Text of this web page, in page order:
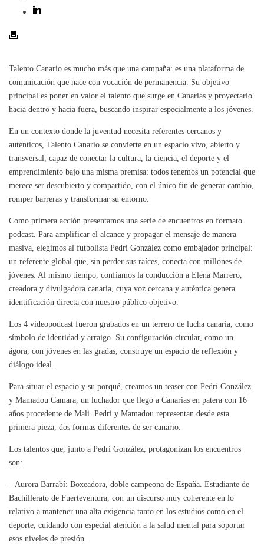
Talento Canario es mucho más que una campaña: es una plataforma de
comunicación que nace con vocación de permanencia. Su objetivo
principal es poner en valor el talento que surge en Canarias y proyectarlo
hacia dentro y hacia fuera, buscando inspirar especialmente a los jóvenes.
En un contexto donde la juventud necesita referentes cercanos y
auténticos, Talento Canario se convierte en un espacio vivo, abierto y
transversal, capaz de conectar la cultura, la ciencia, el deporte y el
emprendimiento bajo una misma premisa: todos tenemos un potencial que
merece ser descubierto y compartido, con el único fin de generar cambio,
romper barreras y transformar su entorno.
Como primera acción presentamos una serie de encuentros en formato
podcast. Para amplificar el alcance y propagar el mensaje de manera
masiva, elegimos al futbolista Pedri González como embajador principal:
un referente global que, sin perder sus raíces, conecta con millones de
jóvenes. Al mismo tiempo, confiamos la conducción a Elena Marrero,
creadora y divulgadora canaria, cuya voz cercana y auténtica genera
identificación directa con nuestro público objetivo.
Los 4 videopodcast fueron grabados en un terrero de lucha canaria, como
símbolo de identidad y arraigo. Su configuración circular, como un
ágora, con jóvenes en las gradas, construye un espacio de reflexión y
diálogo ideal.
Para situar el espacio y su porqué, creamos un teaser con Pedri González
y Mamadou Camara, un luchador que llegó a Canarias en patera con 16
años procedente de Mali. Pedri y Mamadou representan desde esta
primera pieza, dos formas diferentes de ser canario.
Los talentos que, junto a Pedri González, protagonizan los encuentros
son:
– Aurora Barrabí: Boxeadora, doble campeona de España. Estudiante de
Bachillerato de Fuerteventura, con un discurso muy coherente en lo
relativo a mantener una alta exigencia tanto en los estudios como en el
deporte, cuidando con especial atención a la salud mental para soportar
esos niveles de presión.